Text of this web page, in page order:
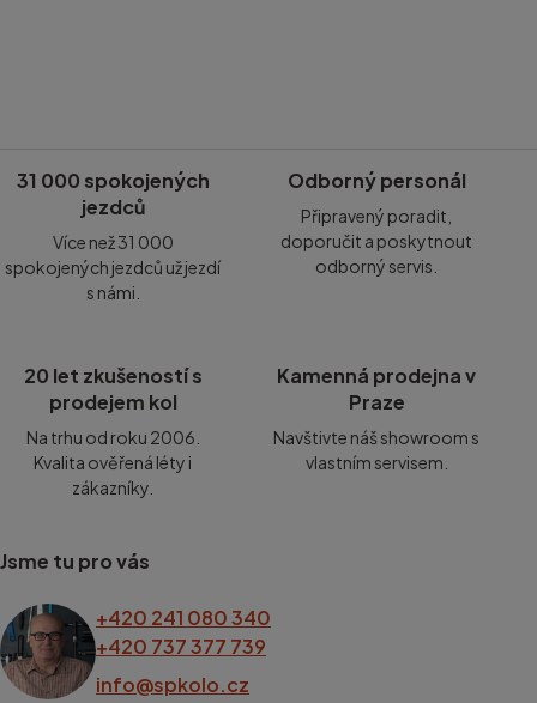
31 000 spokojených
jezdců
Více než 31 000
spokojených jezdců už jezdí
s námi.
Odborný personál
Připravený poradit,
doporučit a poskytnout
odborný servis.
20 let zkušeností s
prodejem kol
Na trhu od roku 2006.
Kvalita ověřená léty i
zákazníky.
Kamenná prodejna v
Praze
Navštivte náš showroom s
vlastním servisem.
Jsme tu pro vás
+420 241 080 340
+420 737 377 739
info@spkolo.cz